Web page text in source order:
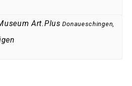
Art.Plus Donaueschingen,